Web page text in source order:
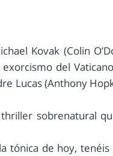
Kovak (Colin
del
Lucas (Anthony
sobrenatural
tónica de hoy,